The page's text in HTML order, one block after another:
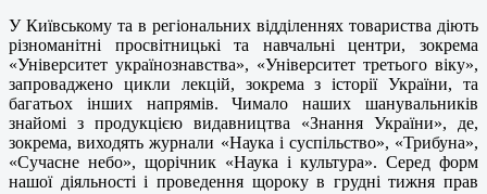
У Київському та в регіональних відділеннях товариства діють
різноманітні просвітницькі та навчальні центри, зокрема
«Університет українознавства», «Університет третього віку»,
запроваджено цикли лекцій, зокрема з історії України, та
багатьох інших напрямів. Чимало наших шанувальників
знайомі з продукцією видавництва «Знання України», де,
зокрема, виходять журнали «Наука і суспільство», «Трибуна»,
«Сучасне небо», щорічник «Наука і культура». Серед форм
нашої діяльності і проведення щороку в грудні тижня прав